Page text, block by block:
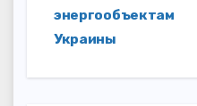
энергообъектам
Украины